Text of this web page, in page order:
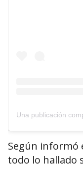
Según informó
todo lo hallado